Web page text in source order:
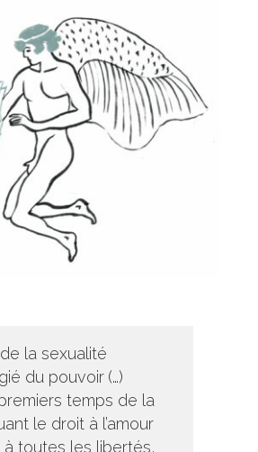
la sexualité
du pouvoir (…)
temps de la
le droit à l’amour
toutes les libertés,